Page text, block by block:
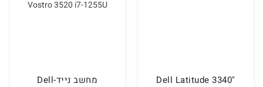
"Dell Latitude 3340
מחשב נייד-Dell